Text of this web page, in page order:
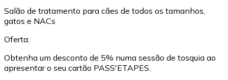
Salão de tratamento para cães de todos os tamanhos,
gatos e NACs
Oferta:
Obtenha um desconto de 5% numa sessão de tosquia ao
apresentar o seu cartão PASS'ETAPES.